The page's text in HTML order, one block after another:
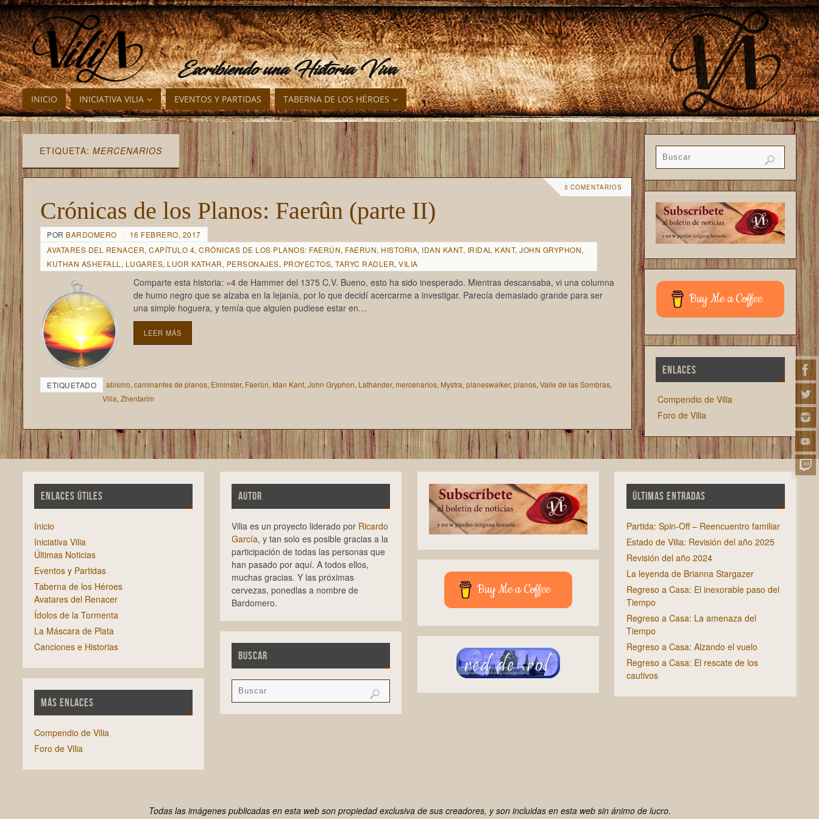
Escribiendo una Historia Viva
INICIO INICIATIVA VILIA EVENTOS Y PARTIDAS TABERNA DE LOS HÉROES
ETIQUETA: MERCENARIOS
3 COMENTARIOS
Crónicas de los Planos: Faerûn (parte II)
POR BARDOMERO
16 FEBRERO, 2017
AVATARES DEL RENACER, CAPÍTULO 4, CRÓNICAS DE LOS PLANOS: FAERÛN, FAERUN, HISTORIA, IDAN KANT, IRIDAL KANT, JOHN GRYPHON,
KUTHAN ASHEFALL , LUGARES, LUOR KATHAR, PERSONAJES, PROYECTOS, TARYC RADLER, VILIA
Comparte esta historia: «4 de Hammer del 1375 C.V. Bueno, esto ha sido inesperado. Mientras descansaba, vi una columna
de humo negro que se alzaba en la lejanía, por lo que decidí acercarme a investigar. Parecía demasiado grande para ser
una simple hoguera, y temía que alguien pudiese estar en…
LEER MÁS
ETIQUETADO abismo, caminantes de planos, Elminster, Faerûn, Idan Kant, John Gryphon, Lathander, mercenarios, Mystra, planeswalker, planos, Valle de las Sombras,
Vilia, Zhentarim
Buy Me a Coffee
ENLACES
Compendio de Vilia
Foro de Vilia
ENLACES ÚTILES
Inicio
Iniciativa Vilia
Últimas Noticias
Eventos y Partidas
Taberna de los Héroes
Avatares del Renacer
Ídolos de la Tormenta
La Máscara de Plata
Canciones e Historias
MÁS ENLACES
Compendio de Vilia
Foro de Vilia
AUTOR
Vilia es un proyecto liderado por Ricardo
García, y tan solo es posible gracias a la
participación de todas las personas que
han pasado por aquí. A todos ellos,
muchas gracias. Y las próximas
cervezas, ponedlas a nombre de
Bardomero.
BUSCAR
Buy Me a Coffee
ÚLTIMAS ENTRADAS
Partida: Spin-Off – Reencuentro familiar
Estado de Vilia: Revisión del año 2025
Revisión del año 2024
La leyenda de Brianna Stargazer
Regreso a Casa: El inexorable paso del
Tiempo
Regreso a Casa: La amenaza del
Tiempo
Regreso a Casa: Alzando el vuelo
Regreso a Casa: El rescate de los
cautivos
Todas las imágenes publicadas en esta web son propiedad exclusiva de sus creadores, y son incluidas en esta web sin ánimo de lucro.